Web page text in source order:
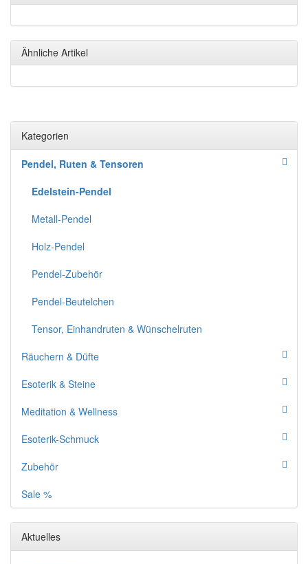
Ähnliche Artikel
Kategorien
Pendel, Ruten & Tensoren
Edelstein-Pendel
Metall-Pendel
Holz-Pendel
Pendel-Zubehör
Pendel-Beutelchen
Tensor, Einhandruten & Wünschelruten
Räuchern & Düfte
Esoterik & Steine
Meditation & Wellness
Esoterik-Schmuck
Zubehör
Sale %
Aktuelles